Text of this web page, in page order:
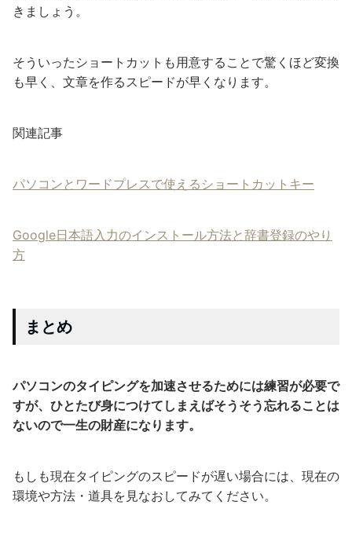
きましょう。
そういったショートカットも用意することで驚くほど変換
も早く、文章を作るスピードが早くなります。
関連記事
パソコンとワードプレスで使えるショートカットキー
Google日本語入力のインストール方法と辞書登録のやり
方
まとめ
パソコンのタイピングを加速させるためには練習が必要で
すが、ひとたび身につけてしまえばそうそう忘れることは
ないので一生の財産になります。
もしも現在タイピングのスピードが遅い場合には、現在の
環境や方法・道具を見なおしてみてください。